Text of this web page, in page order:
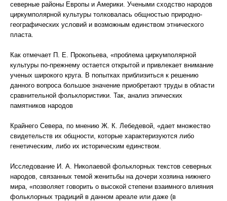
северные районы Европы и Америки. Учеными сходство народов
циркумполярной культуры толковалась общностью природно-
географических условий и возможным единством этнического
пласта.
Как отмечает П. Е. Прокопьева, «проблема циркумполярной
культуры по-прежнему остается открытой и привлекает внимание
ученых широкого круга. В попытках приблизиться к решению
данного вопроса большое значение приобретают труды в области
сравнительной фольклористики. Так, анализ эпических
памятников народов
Крайнего Севера, по мнению Ж. К. Лебедевой, «дает множество
свидетельств их общности, которые характеризуются либо
генетическим, либо их историческим единством.
Исследование И. А. Николаевой фольклорных текстов северных
народов, связанных темой женитьбы на дочери хозяина нижнего
мира, «позволяет говорить о высокой степени взаимного влияния
фольклорных традиций в данном ареале или даже (в